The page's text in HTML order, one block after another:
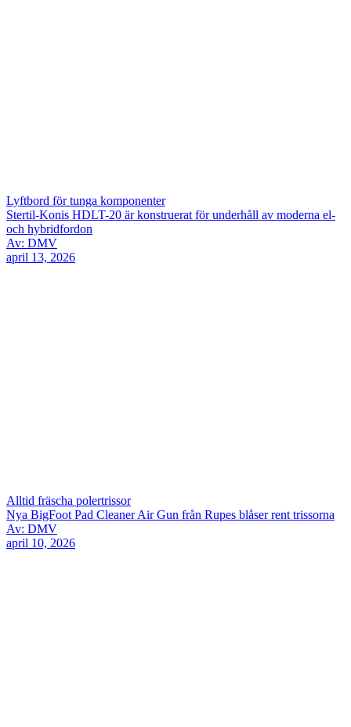
Lyftbord för tunga komponenter
Stertil-Konis HDLT-20 är konstruerat för underhåll av moderna el-
och hybridfordon
Av: DMV
april 13, 2026
Alltid fräscha polertrissor
Nya BigFoot Pad Cleaner Air Gun från Rupes blåser rent trissorna
Av: DMV
april 10, 2026